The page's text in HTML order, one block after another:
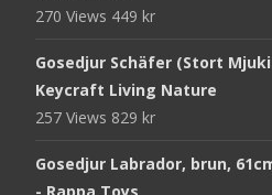
270 Views 449 kr
Gosedjur Schäfer (Stort
Keycraft Living Nature
257 Views 829 kr
Gosedjur Labrador, brun,